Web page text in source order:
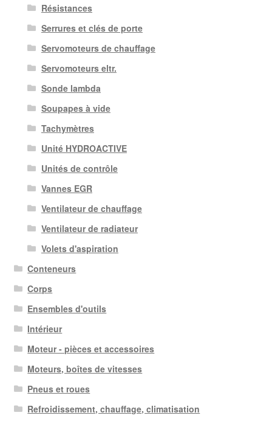
Résistances
Serrures et clés de porte
Servomoteurs de chauffage
Servomoteurs eltr.
Sonde lambda
Soupapes à vide
Tachymètres
Unité HYDROACTIVE
Unités de contrôle
Vannes EGR
Ventilateur de chauffage
Ventilateur de radiateur
Volets d'aspiration
Conteneurs
Corps
Ensembles d'outils
Intérieur
Moteur - pièces et accessoires
Moteurs, boîtes de vitesses
Pneus et roues
Refroidissement, chauffage, climatisation